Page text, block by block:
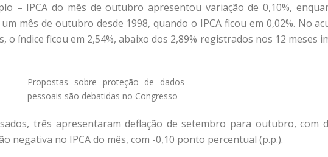
– IPCA do mês de outubro apresentou variação de 0,10%,
mês de outubro desde 1998, quando o IPCA ficou em 0,02%. No
o índice ficou em 2,54%, abaixo dos 2,89% registrados nos 12 meses
Propostas sobre proteção de dados
pessoais são debatidas no Congresso
três apresentaram deflação de setembro para outubro, com
negativa no IPCA do mês, com -0,10 ponto percentual (p.p.).